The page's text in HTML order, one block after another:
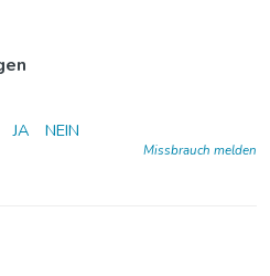
JA NEIN
Missbrauch melden